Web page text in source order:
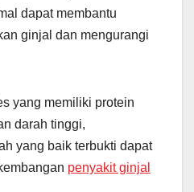
dapat membantu
ginjal dan mengurangi
yang memiliki protein
darah tinggi,
yang baik terbukti dapat
penyakit ginjal